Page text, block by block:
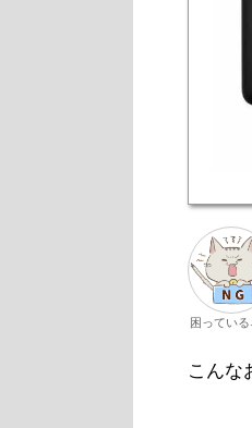
困っている
こんな